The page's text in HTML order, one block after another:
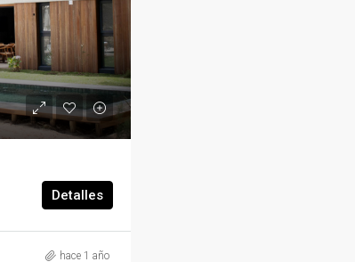
Detalles
hace 1 año